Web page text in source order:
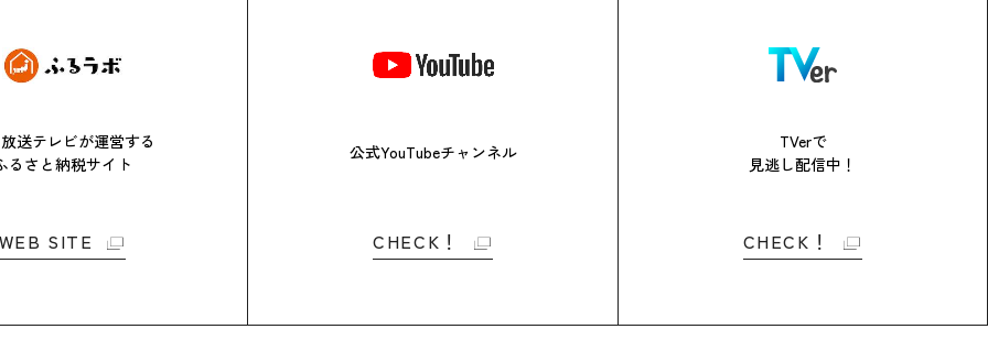
送テレビが運営する
るさと納税サイト
SITE
公式YouTubeチャンネル
CHECK！
TVerで
見逃し配信中！
CHECK！